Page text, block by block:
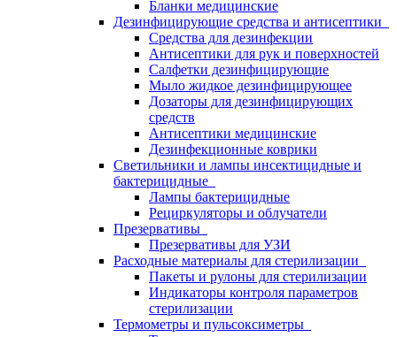
Бланки медицинские
Дезинфицирующие средства и антисептики
Средства для дезинфекции
Антисептики для рук и поверхностей
Салфетки дезинфицирующие
Мыло жидкое дезинфицирующее
Дозаторы для дезинфицирующих
средств
Антисептики медицинские
Дезинфекционные коврики
Светильники и лампы инсектицидные и
бактерицидные
Лампы бактерицидные
Рециркуляторы и облучатели
Презервативы
Презервативы для УЗИ
Расходные материалы для стерилизации
Пакеты и рулоны для стерилизации
Индикаторы контроля параметров
стерилизации
Термометры и пульсоксиметры